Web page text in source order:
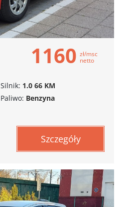
1160 zł/msc
netto
Silnik: 1.0 66 KM
Paliwo: Benzyna
Szczegóły